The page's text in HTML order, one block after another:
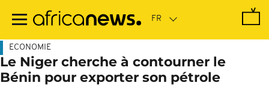
contenu
ECONOMIE
Le Niger cherche à contourner le
Bénin pour exporter son pétrole